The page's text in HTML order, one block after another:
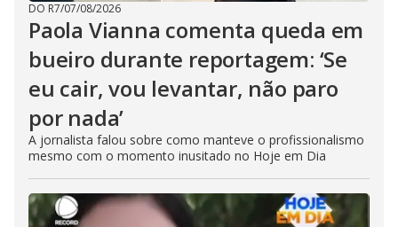
DO R7/07/08/2026
Paola Vianna comenta queda em
bueiro durante reportagem: ‘Se
eu cair, vou levantar, não paro
por nada’
A jornalista falou sobre como manteve o profissionalismo
mesmo com o momento inusitado no Hoje em Dia